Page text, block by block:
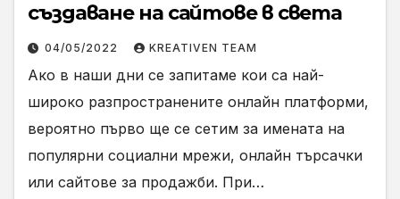
създаване на сайтове в света
04/05/2022 KREATIVEN TEAM
Ако в наши дни се запитаме кои са най-
широко разпространените онлайн платформи,
вероятно първо ще се сетим за имената на
популярни социални мрежи, онлайн търсачки
или сайтове за продажби. При…